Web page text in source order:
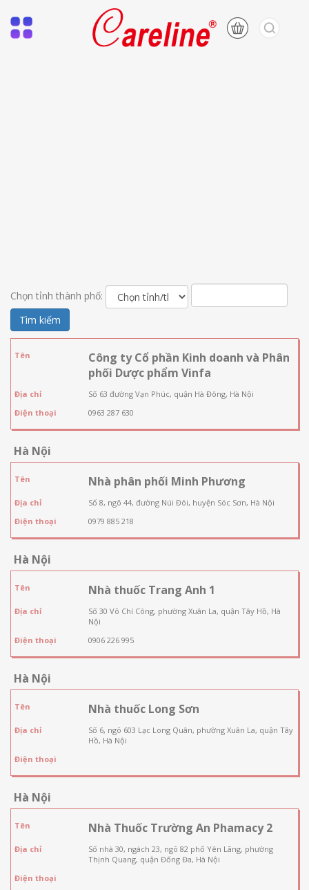
Chọn tỉnh thành phố:
Tìm kiếm
Tên
Công ty Cổ phần Kinh doanh và Phân
phối Dược phẩm Vinfa
Địa chỉ
Số 63 đường Vạn Phúc, quận Hà Đông, Hà Nội
Điện thoại
0963 287 630
Hà Nội
Tên Nhà phân phối Minh Phương
Địa chỉ
Số 8, ngõ 44, đường Núi Đôi, huyện Sóc Sơn, Hà Nội
Điện thoại
0979 885 218
Hà Nội
Tên Nhà thuốc Trang Anh 1
Địa chỉ
Số 30 Võ Chí Công, phường Xuân La, quận Tây Hồ, Hà
Nội
Điện thoại
0906 226 995
Hà Nội
Tên Nhà thuốc Long Sơn
Địa chỉ
Số 6, ngõ 603 Lạc Long Quân, phường Xuân La, quận Tây
Hồ, Hà Nội
Điện thoại
Hà Nội
Tên Nhà Thuốc Trường An Phamacy 2
Địa chỉ
Số nhà 30, ngách 23, ngõ 82 phố Yên Lãng, phường
Thịnh Quang, quận Đống Đa, Hà Nội
Điện thoại